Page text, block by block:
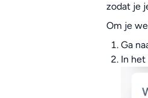
zodat je
Om je
Ga
In het